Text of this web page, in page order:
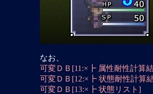
なお、
可変ＤＢ[11:×┣ 属性耐性計算
可変ＤＢ[12:×┣ 状態耐性計算
可変ＤＢ[13:×┣ 状態リスト]